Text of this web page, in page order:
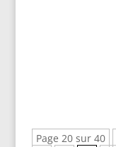
Page 20 sur 40